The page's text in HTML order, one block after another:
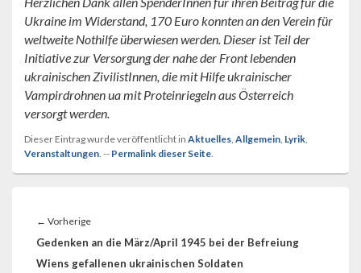
Ukraine im Widerstand, 170 Euro konnten an den Verein für
weltweite Nothilfe überwiesen werden. Dieser ist Teil der
Initiative zur Versorgung der nahe der Front lebenden
ukrainischen ZivilistInnen, die mit Hilfe ukrainischer
Vampirdrohnen ua mit Proteinriegeln aus Österreich
versorgt werden.
Dieser Eintrag wurde veröffentlicht in Aktuelles Allgemein Lyrik
Veranstaltungen . -- Permalink dieser Seite
← VorherigeVorheriger
Beitrag:
Gedenken an die März/April 1945 bei der Befreiung
Wiens gefallenen ukrainischen Soldaten